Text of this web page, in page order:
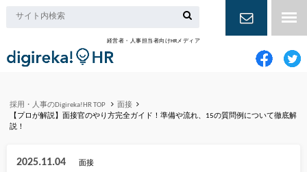
経営者・人事担当者向けHRメディア
お問い合
採用・人事のDigireka!HR TOP
面接
【プロが解説】面接官のやり方完全ガイド！準備や流れ、15の質問例について徹底解
説！
2025.11.04 面接